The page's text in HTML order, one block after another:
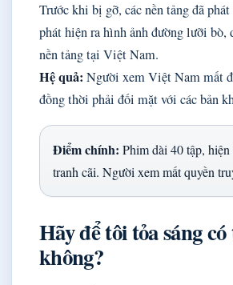
Trước khi bị gỡ, các nền tảng đã
phát hiện ra hình ảnh đường lưỡi
nền tảng tại Việt Nam.
Hệ quả: Người xem Việt Nam mất
đồng thời phải đối mặt với các bản
Điểm chính: Phim dài 40 tập,
tranh cãi. Người xem mất quyền
Hãy để tôi tỏa sáng
không?